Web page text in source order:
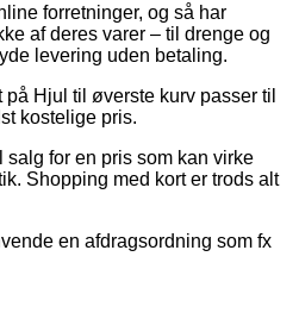
forretninger, og så har
af deres varer – til drenge og
levering uden betaling.
Hjul til øverste kurv passer til
kostelige pris.
for en pris som kan virke
Shopping med kort er trods alt
en afdragsordning som fx